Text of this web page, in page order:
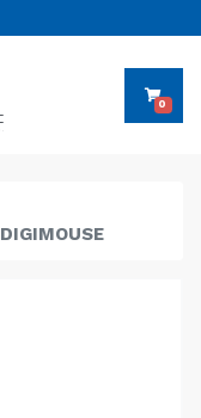
0
DIGIMOUSE